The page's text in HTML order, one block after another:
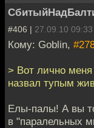
#406 | 27.09.10 09:33
Кому: Goblin,
> Вот лично
назвал тупым
Елы-палы! А вы
в "паралельных